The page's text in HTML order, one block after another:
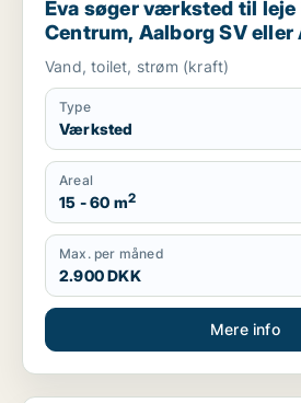
Eva søger værksted til leje
Centrum, Aalborg SV
m.fl.
Vand, toilet, strøm (kraft)
Type
Værksted
Areal
15 - 60 m2
Max. per måned
2.900 DKK
Mere info